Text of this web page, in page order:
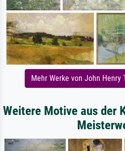
Mehr Werke von John Henry
Weitere Motive aus der